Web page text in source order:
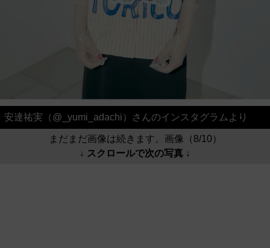
安達祐実（@_yumi_adachi）さんのインスタグラムより
まだまだ画像は続きます。画像（8/10）
↓ スクロールで次の写真 ↓